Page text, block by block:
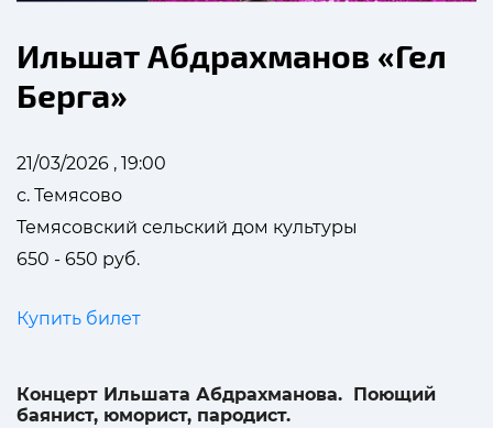
Ильшат Абдрахманов «Гел
Берга»
21/03/2026 , 19:00
с. Темясово
Темясовский сельский дом культуры
650 - 650 руб.
Купить билет
Концерт Ильшата Абдрахманова. Поющий
баянист, юморист, пародист.